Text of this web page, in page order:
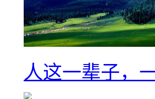
人这一辈子，